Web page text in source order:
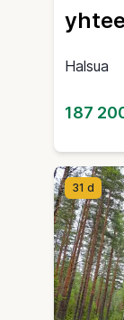
Halsua
187
31 d